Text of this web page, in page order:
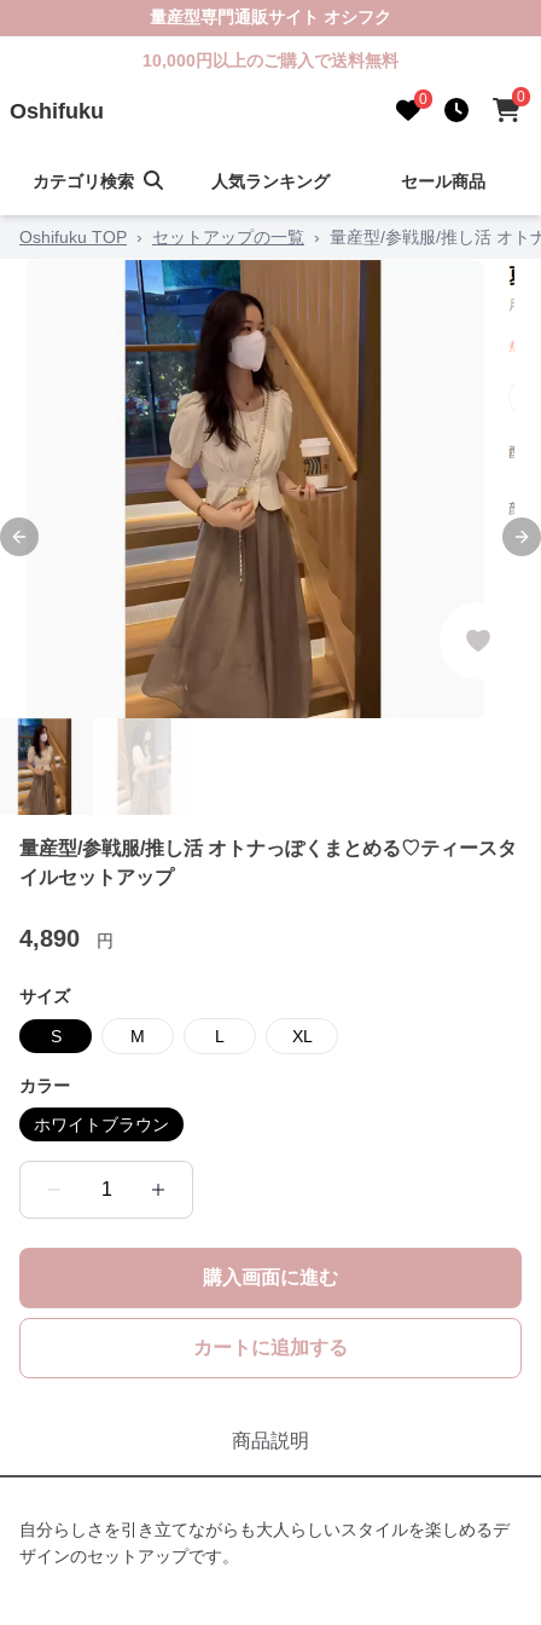
量産型専門通販サイト オシフク
10,000円以上のご購入で送料無料
Oshifuku 0 0
カテゴリ検索 人気ランキング セール商品
Oshifuku TOP › セットアップの一覧 › 量産型/参戦服/推し活 オト
Previous slide
量産型/参戦服/推し活 オトナっぽくまとめる♡ティースタ
イルセットアップ
4,890 円
サイズ
S M L XL
カラー
ホワイトブラウン
1
購入画面に進む
カートに追加する
商品説明
自分らしさを引き立てながらも大人らしいスタイルを楽しめるデ
ザインのセットアップです。